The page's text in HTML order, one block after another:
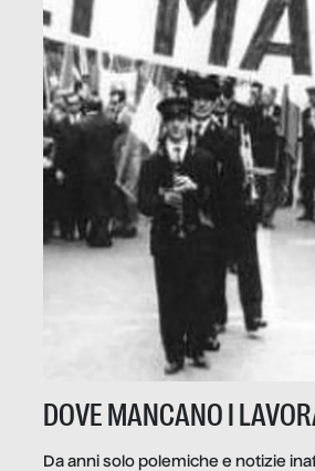
DOVE MANCANO I
Da anni solo polemiche e notizie